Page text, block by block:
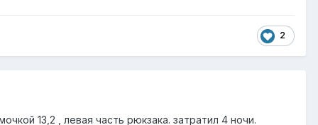
2
13,2 , левая часть рюкзака. затратил 4 ночи.